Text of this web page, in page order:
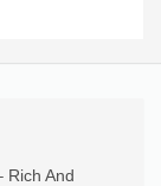
Rich And